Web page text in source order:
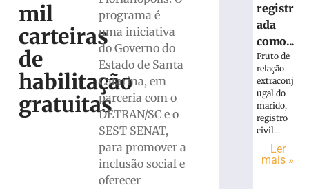
mil
carteiras
de
habilitação
gratuitas
programa é
uma iniciativa
do Governo do
Estado de Santa
Catarina, em
parceria com o
DETRAN/SC e o
SEST SENAT,
para promover a
inclusão social e
oferecer
STJ
inclui
honorários
base
Simples
registr
ada
como...
Fruto de
relação
extraconj
ugal do
marido,
registro
civil...
Ler
mais »